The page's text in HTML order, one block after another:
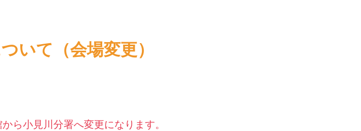
いて（会場変更）
ら小見川分署へ変更になります。